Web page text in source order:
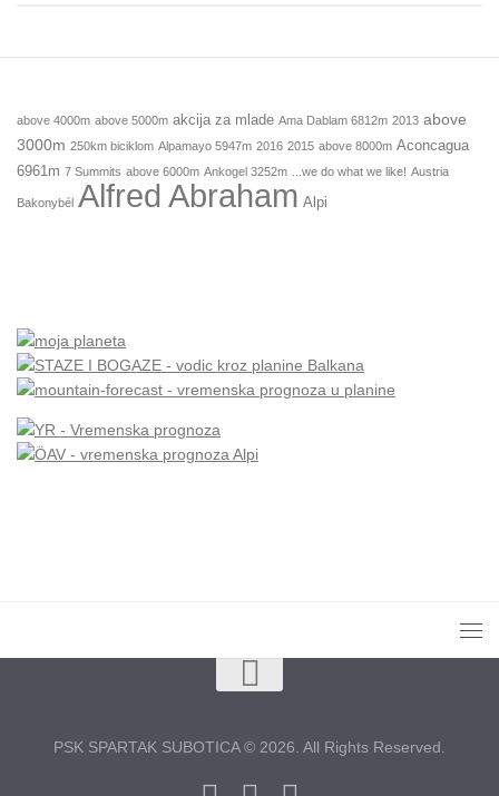
above 4000m above 5000m akcija za mlade Ama Dablam 6812m 2013 above
3000m 250km biciklom Alpamayo 5947m 2016 2015 above 8000m Aconcagua
6961m 7 Summits above 6000m Ankogel 3252m ...we do what we like! Austria
Bakonybél Alfred Abraham Alpi
PSK SPARTAK SUBOTICA © 2026. All Rights Reserved.